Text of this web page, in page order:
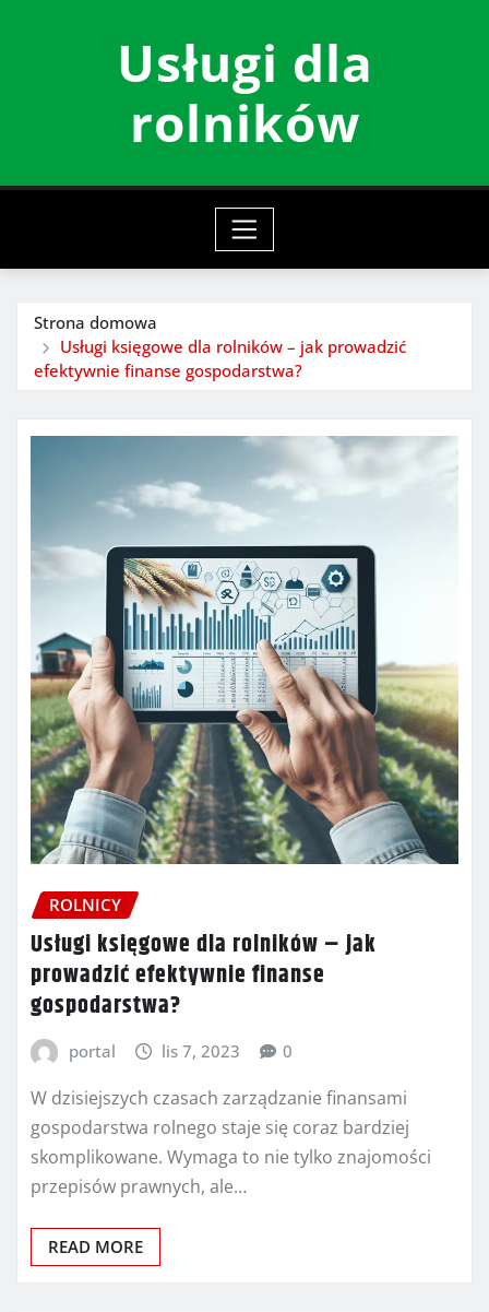
Usługi dla
rolników
Strona domowa
Usługi księgowe dla rolników – jak prowadzić
efektywnie finanse gospodarstwa?
ROLNICY
Usługi księgowe dla rolników – jak
prowadzić efektywnie finanse
gospodarstwa?
portal lis 7, 2023 0
W dzisiejszych czasach zarządzanie finansami
gospodarstwa rolnego staje się coraz bardziej
skomplikowane. Wymaga to nie tylko znajomości
przepisów prawnych, ale…
READ MORE